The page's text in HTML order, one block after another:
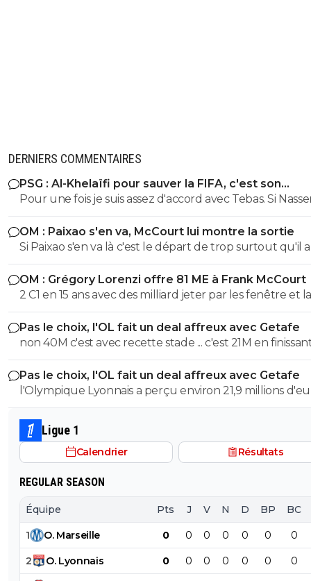
DERNIERS COMMENTAIRES
PSG : Al-Khelaïfi pour sauver la FIFA, c'est son
cauchemar
Pour une fois je suis assez d'accord avec Tebas. Si
devenait président de la FIFA il serait obligé de quitter
ses casquettes du PSG, à BeinSport, à la Ligue et
personnellement je n'ai pas envie que ce soit lui le
président de la FIFA. Encore et toujours le Qatar.
OM : Paixao s'en va, McCourt lui montre la sortie
Si Paixao s'en va là c'est le départ de trop surtout qu'il
une bonne préparation et a marqué lors des derniers
amicaux. De l'extrême on passe à un autre extrême.
OM : Grégory Lorenzi offre 81 ME à Frank McCourt
2 C1 en 15 ans avec des milliard jeter par les fenêtre et
inter psg douteux, surtout que om psg c’est pas le
budget donc incomparable vous êtes diriger par un
vous finisser tous le temps premier a cause de vôtre
Pas le choix, l'OL fait un deal affreux avec Getafe
non 40M c'est avec recette stade ... c'est 21M en
et en sortant en 8eme alors que marseile c'est 53M
recette uefa
Pas le choix, l'OL fait un deal affreux avec Getafe
l'Olympique Lyonnais a perçu environ 21,9 millions
droits TV et de primes versés directement par l'UEFA
finissant 1er des poules et en sortant en 8eme. contre
pour marseille en ldc en etant sortie direct Le montant des
40M de 2025/2026 c'est avec la billetterie et recette
Ligue 1
Calendrier Résultats
REGULAR SEASON
Équipe Pts J V N D BP BC
1 O. Marseille 0 0 0 0 0 0 0
2 O. Lyonnais 0 0 0 0 0 0 0